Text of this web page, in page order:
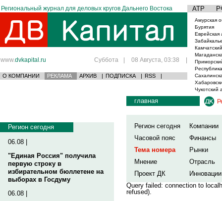
Региональный журнал для деловых кругов Дальнего Востока АТР
www.dvkapital.ru Суббота | 08 Августа, 03:38 |
О КОМПАНИИ РЕКЛАМА АРХИВ | ПОДПИСКА | RSS |
Амурская
Бурятия
Еврейская
Чукотский
Регион сегодня
06.08 |
"Единая Россия" получила
первую строку в
избирательном бюллетене на
выборах в Госдуму
06.08 |
главная
Регион сегодня
Компании
Часовой пояс
Финансы
Тема номера
Рынки
Мнение
Отрасль
Проект ДК
Инновации
Query failed: connection to
refused).